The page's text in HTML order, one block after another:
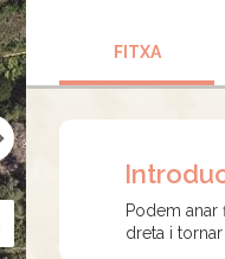
FITXA
Podem
dreta i